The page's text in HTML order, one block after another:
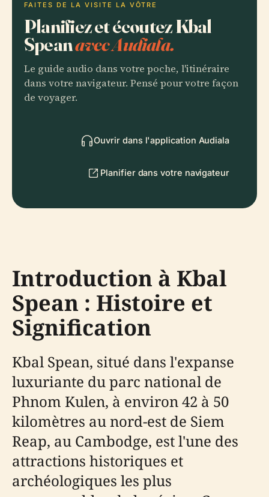
FAITES DE LA VISITE LA VÔTRE
Planifiez et écoutez Kbal
Speanavec Audiala.
Le guide audio dans votre poche, l'itinéraire
dans votre navigateur. Pensé pour votre façon
de voyager.
Ouvrir dans l'application Audiala
Planifier dans votre navigateur
Introduction à Kbal
Spean : Histoire et
Signification
Kbal Spean, situé dans l'expanse
luxuriante du parc national de
Phnom Kulen, à environ 42 à 50
kilomètres au nord-est de Siem
Reap, au Cambodge, est l'une des
attractions historiques et
archéologiques les plus